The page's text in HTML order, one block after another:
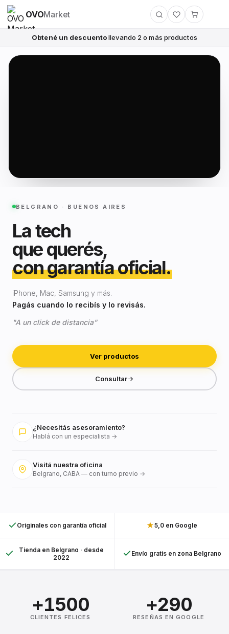
OVOMarket
Obtené un descuentollevando 2 o más productos
BELGRANO · BUENOS AIRES
La tech
que querés,
con garantía oficial.
iPhone, Mac, Samsung y más.
Pagás cuando lo recibís y lo revisás.
"A un click de distancia"
Ver productos
Consultar
¿Necesitás asesoramiento?
Hablá con un especialista →
Visitá nuestra oficina
Belgrano, CABA — con turno previo →
Originales con garantía oficial ★5,0 en Google
Tienda en Belgrano · desde
2022
Envío gratis en zona Belgrano
+1500
CLIENTES FELICES
+290
RESEÑAS EN GOOGLE